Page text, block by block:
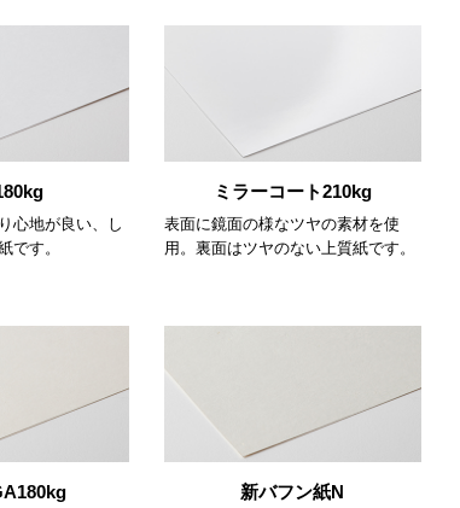
心地が良い、し
です。
ミラーコート210kg
表面に鏡面の様なツヤの素材を使
用。裏面はツヤのない上質紙です。
新バフン紙N